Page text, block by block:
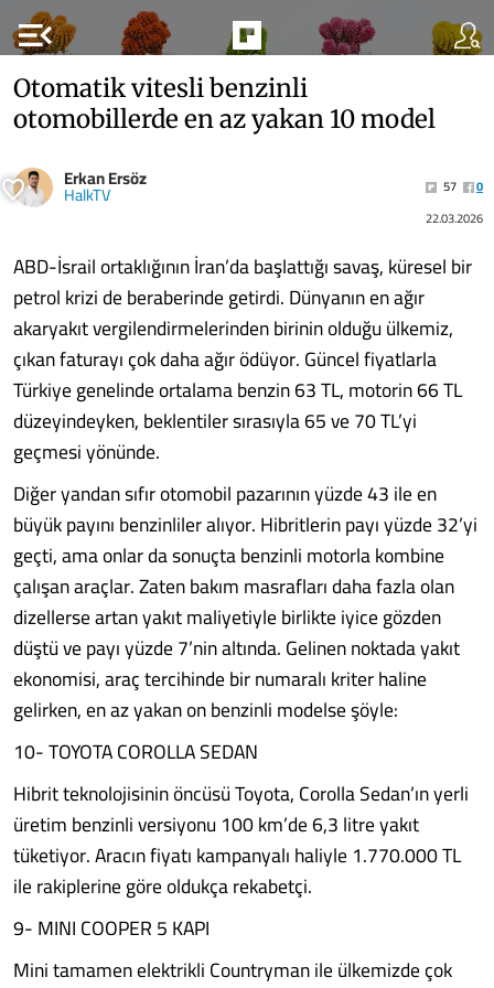
menu_open
Otomatik vitesli benzinli
otomobillerde en az yakan 10 model
Erkan Ersöz
HalkTV 57
0
22.03.2026
ABD-İsrail ortaklığının İran’da başlattığı savaş, küresel bir
petrol krizi de beraberinde getirdi. Dünyanın en ağır
akaryakıt vergilendirmelerinden birinin olduğu ülkemiz,
çıkan faturayı çok daha ağır ödüyor. Güncel fiyatlarla
Türkiye genelinde ortalama benzin 63 TL, motorin 66 TL
düzeyindeyken, beklentiler sırasıyla 65 ve 70 TL’yi
geçmesi yönünde.
Diğer yandan sıfır otomobil pazarının yüzde 43 ile en
büyük payını benzinliler alıyor. Hibritlerin payı yüzde 32’yi
geçti, ama onlar da sonuçta benzinli motorla kombine
çalışan araçlar. Zaten bakım masrafları daha fazla olan
dizellerse artan yakıt maliyetiyle birlikte iyice gözden
düştü ve payı yüzde 7’nin altında. Gelinen noktada yakıt
ekonomisi, araç tercihinde bir numaralı kriter haline
gelirken, en az yakan on benzinli modelse şöyle:
10- TOYOTA COROLLA SEDAN
Hibrit teknolojisinin öncüsü Toyota, Corolla Sedan’ın yerli
üretim benzinli versiyonu 100 km’de 6,3 litre yakıt
tüketiyor. Aracın fiyatı kampanyalı haliyle 1.770.000 TL
ile rakiplerine göre oldukça rekabetçi.
9- MINI COOPER 5 KAPI
Mini tamamen elektrikli Countryman ile ülkemizde çok